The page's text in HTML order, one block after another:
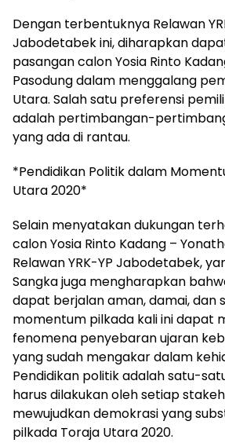
Dengan terbentuknya Relawan
Jabodetabek ini, diharapkan
pasangan calon Yosia Rinto
Pasodung dalam menggalang
Utara. Salah satu preferensi
adalah pertimbangan-
yang ada di rantau.
*Pendidikan Politik dalam
Utara 2020*
Selain menyatakan dukungan
calon Yosia Rinto Kadang –
Relawan YRK-YP Jabodetabek,
Sangka juga mengharapkan
dapat berjalan aman, damai, dan
momentum pilkada kali ini dapat
fenomena penyebaran ujaran
yang sudah mengakar dalam
Pendidikan politik adalah satu-
harus dilakukan oleh setiap
mewujudkan demokrasi yang
pilkada Toraja Utara 2020.